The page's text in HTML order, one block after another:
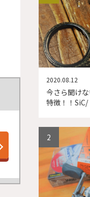
今さら聞け
特徴！！
2020.08.12